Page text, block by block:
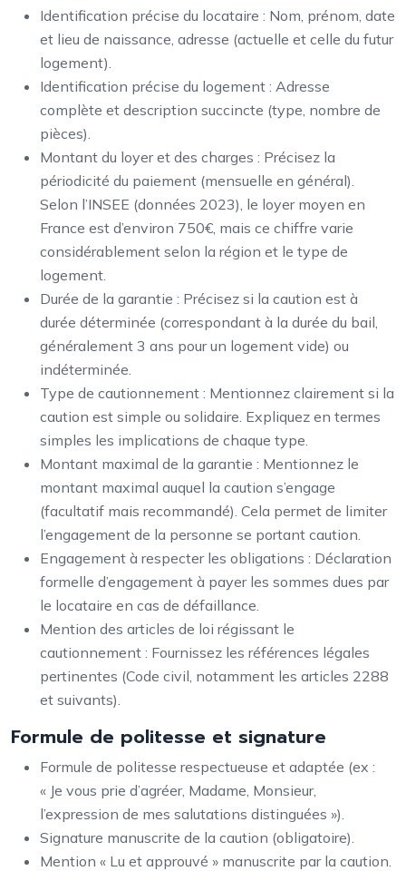
Identification précise du locataire : Nom, prénom, date
et lieu de naissance, adresse (actuelle et celle du futur
logement).
Identification précise du logement : Adresse
complète et description succincte (type, nombre de
pièces).
Montant du loyer et des charges : Précisez la
périodicité du paiement (mensuelle en général).
Selon l’INSEE (données 2023), le loyer moyen en
France est d’environ 750€, mais ce chiffre varie
considérablement selon la région et le type de
logement.
Durée de la garantie : Précisez si la caution est à
durée déterminée (correspondant à la durée du bail,
généralement 3 ans pour un logement vide) ou
indéterminée.
Type de cautionnement : Mentionnez clairement si la
caution est simple ou solidaire. Expliquez en termes
simples les implications de chaque type.
Montant maximal de la garantie : Mentionnez le
montant maximal auquel la caution s’engage
(facultatif mais recommandé). Cela permet de limiter
l’engagement de la personne se portant caution.
Engagement à respecter les obligations : Déclaration
formelle d’engagement à payer les sommes dues par
le locataire en cas de défaillance.
Mention des articles de loi régissant le
cautionnement : Fournissez les références légales
pertinentes (Code civil, notamment les articles 2288
et suivants).
Formule de politesse et signature
Formule de politesse respectueuse et adaptée (ex :
« Je vous prie d’agréer, Madame, Monsieur,
l’expression de mes salutations distinguées »).
Signature manuscrite de la caution (obligatoire).
Mention « Lu et approuvé » manuscrite par la caution.